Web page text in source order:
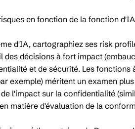
en fonction de la fonction d'IA
d'IA, cartographiez ses risk
des décisions à fort impact
et de sécurité. Les
exemple) méritent un examen
l'impact sur la confidentialité
matière d'évaluation de la